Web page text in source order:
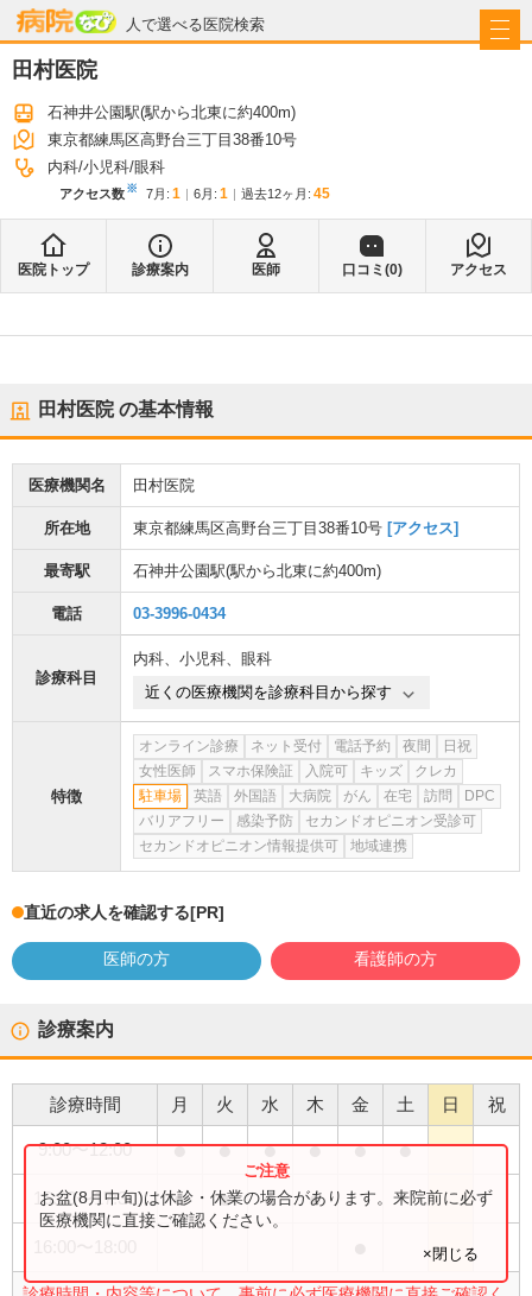
人で選べる医院検索
病院なび
田村医院
石神井公園駅(駅から北東に約400m)
東京都練馬区高野台三丁目38番10号
内科 小児科 眼科
アクセス数※ 7月 : 1 6月 : 1 過去12ヶ月: 45
医院トップ 診療案内 医師 口コミ(0) アクセス
田村医院の基本情報
医療機関名 田村医院
所在地 東京都練馬区高野台三丁目38番10号 [アクセス]
最寄駅 石神井公園駅(駅から北東に約400m)
電話 03-3996-0434
診療科目
内科、 小児科、 眼科
近くの医療機関を診療科目から探す
特徴
オンライン診療 ネット受付 電話予約 夜間
日祝
女性医師
スマホ保険証 入院可 キッズ
クレカ
駐車場
英語 外国語 大病院 がん 在宅 訪問
DPC
バリアフリー
感染予防
セカンドオピニオン受診可
セカンドオピニオン情報提供可
地域連携
直近の求人を確認する[PR]
医師の方 看護師の方
診療案内
診療時間 月 火 水 木 金 土 日 祝
9:00〜12:00 ● ● ● ● ● ●
16:00〜17:30 ● ● ● ●
お盆(8月中旬)は休診・休業の場合があります。来院前に必ず
医療機関に直接ご確認ください。
×閉じる